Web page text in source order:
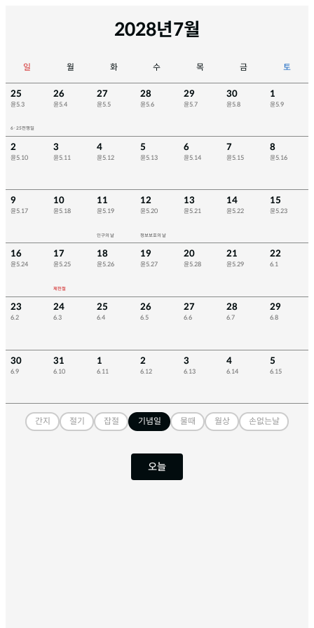
2028년7월
일 월 화 수 목 금 토
25
윤5.3
6·25전쟁일
26
윤5.4
27
윤5.5
28
윤5.6
29
윤5.7
30
윤5.8
1
윤5.9
2
윤5.10
3
윤5.11
4
윤5.12
5
윤5.13
6
윤5.14
7
윤5.15
8
윤5.16
9
윤5.17
10
윤5.18
11
윤5.19
인구의 날
12
윤5.20
정보보호의 날
13
윤5.21
14
윤5.22
15
윤5.23
16
윤5.24
17
윤5.25
제헌절
18
윤5.26
19
윤5.27
20
윤5.28
21
윤5.29
22
6.1
23
6.2
24
6.3
25
6.4
26
6.5
27
6.6
28
6.7
29
6.8
30
6.9
31
6.10
1
6.11
2
6.12
3
6.13
4
6.14
5
6.15
간지 절기 잡절 기념일 물때 월상 손없는날
오늘